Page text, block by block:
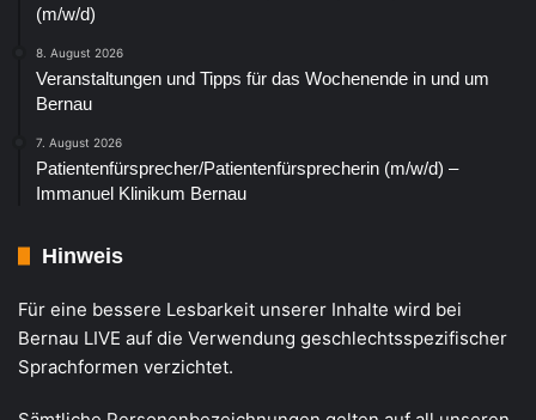
(m/w/d)
8. August 2026
Veranstaltungen und Tipps für das Wochenende in und um
Bernau
7. August 2026
Patientenfürsprecher/Patientenfürsprecherin (m/w/d) –
Immanuel Klinikum Bernau
Hinweis
Für eine bessere Lesbarkeit unserer Inhalte wird bei
Bernau LIVE auf die Verwendung geschlechtsspezifischer
Sprachformen verzichtet.